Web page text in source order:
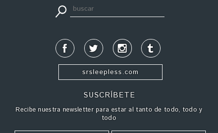
srsleepless.com
SUSCRÍBETE
Recibe nuestra newsletter para estar al tanto de todo, todo y
todo